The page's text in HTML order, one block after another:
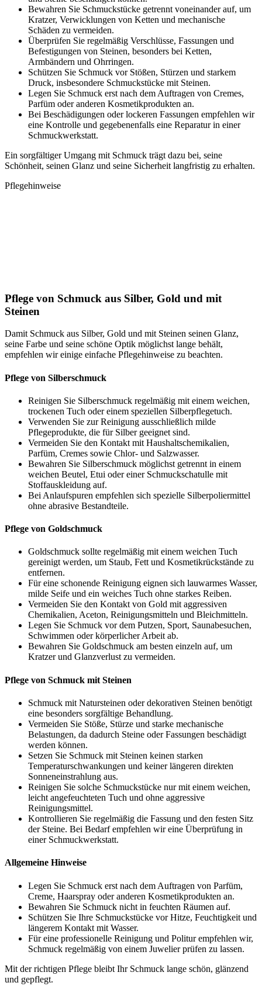
Bewahren Sie Schmuckstücke getrennt voneinander auf, um
Kratzer, Verwicklungen von Ketten und mechanische
Schäden zu vermeiden.
Überprüfen Sie regelmäßig Verschlüsse, Fassungen und
Befestigungen von Steinen, besonders bei Ketten,
Armbändern und Ohrringen.
Schützen Sie Schmuck vor Stößen, Stürzen und starkem
Druck, insbesondere Schmuckstücke mit Steinen.
Legen Sie Schmuck erst nach dem Auftragen von Cremes,
Parfüm oder anderen Kosmetikprodukten an.
Bei Beschädigungen oder lockeren Fassungen empfehlen wir
eine Kontrolle und gegebenenfalls eine Reparatur in einer
Schmuckwerkstatt.
Ein sorgfältiger Umgang mit Schmuck trägt dazu bei, seine
Schönheit, seinen Glanz und seine Sicherheit langfristig zu erhalten.
Pflegehinweise
Pflege von Schmuck aus Silber, Gold und mit
Steinen
Damit Schmuck aus Silber, Gold und mit Steinen seinen Glanz,
seine Farbe und seine schöne Optik möglichst lange behält,
empfehlen wir einige einfache Pflegehinweise zu beachten.
Pflege von Silberschmuck
Reinigen Sie Silberschmuck regelmäßig mit einem weichen,
trockenen Tuch oder einem speziellen Silberpflegetuch.
Verwenden Sie zur Reinigung ausschließlich milde
Pflegeprodukte, die für Silber geeignet sind.
Vermeiden Sie den Kontakt mit Haushaltschemikalien,
Parfüm, Cremes sowie Chlor- und Salzwasser.
Bewahren Sie Silberschmuck möglichst getrennt in einem
weichen Beutel, Etui oder einer Schmuckschatulle mit
Stoffauskleidung auf.
Bei Anlaufspuren empfehlen sich spezielle Silberpoliermittel
ohne abrasive Bestandteile.
Pflege von Goldschmuck
Goldschmuck sollte regelmäßig mit einem weichen Tuch
gereinigt werden, um Staub, Fett und Kosmetikrückstände zu
entfernen.
Für eine schonende Reinigung eignen sich lauwarmes Wasser,
milde Seife und ein weiches Tuch ohne starkes Reiben.
Vermeiden Sie den Kontakt von Gold mit aggressiven
Chemikalien, Aceton, Reinigungsmitteln und Bleichmitteln.
Legen Sie Schmuck vor dem Putzen, Sport, Saunabesuchen,
Schwimmen oder körperlicher Arbeit ab.
Bewahren Sie Goldschmuck am besten einzeln auf, um
Kratzer und Glanzverlust zu vermeiden.
Pflege von Schmuck mit Steinen
Schmuck mit Natursteinen oder dekorativen Steinen benötigt
eine besonders sorgfältige Behandlung.
Vermeiden Sie Stöße, Stürze und starke mechanische
Belastungen, da dadurch Steine oder Fassungen beschädigt
werden können.
Setzen Sie Schmuck mit Steinen keinen starken
Temperaturschwankungen und keiner längeren direkten
Sonneneinstrahlung aus.
Reinigen Sie solche Schmuckstücke nur mit einem weichen,
leicht angefeuchteten Tuch und ohne aggressive
Reinigungsmittel.
Kontrollieren Sie regelmäßig die Fassung und den festen Sitz
der Steine. Bei Bedarf empfehlen wir eine Überprüfung in
einer Schmuckwerkstatt.
Allgemeine Hinweise
Legen Sie Schmuck erst nach dem Auftragen von Parfüm,
Creme, Haarspray oder anderen Kosmetikprodukten an.
Bewahren Sie Schmuck nicht in feuchten Räumen auf.
Schützen Sie Ihre Schmuckstücke vor Hitze, Feuchtigkeit und
längerem Kontakt mit Wasser.
Für eine professionelle Reinigung und Politur empfehlen wir,
Schmuck regelmäßig von einem Juwelier prüfen zu lassen.
Mit der richtigen Pflege bleibt Ihr Schmuck lange schön, glänzend
und gepflegt.